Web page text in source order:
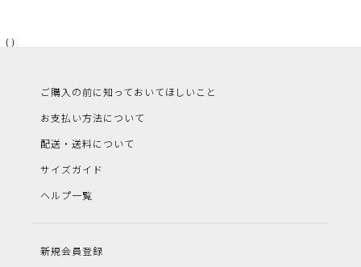
（）
ご購入の前に知っておいてほしいこと
お支払い方法について
配送・送料について
サイズガイド
ヘルプ一覧
新規会員登録